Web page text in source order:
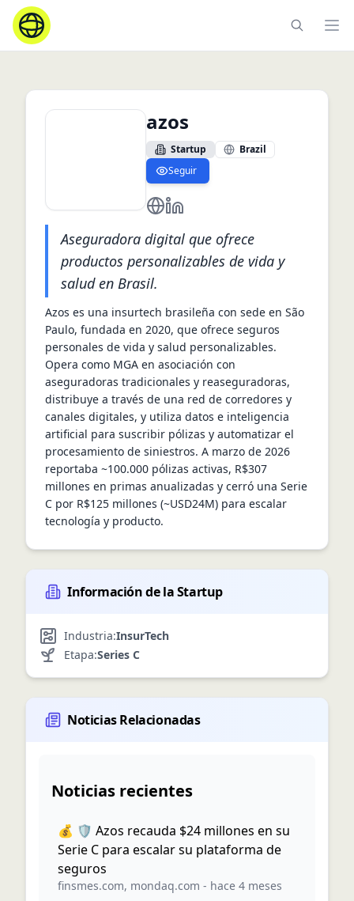
azos
Startup
Brazil
Seguir
https://www.azos.com.br/
https://www.linkedin.com/
Aseguradora digital que ofrece
productos personalizables de vida y
salud en Brasil.
Azos es una insurtech brasileña con sede en São
Paulo, fundada en 2020, que ofrece seguros
personales de vida y salud personalizables.
Opera como MGA en asociación con
aseguradoras tradicionales y reaseguradoras,
distribuye a través de una red de corredores y
canales digitales, y utiliza datos e inteligencia
artificial para suscribir pólizas y automatizar el
procesamiento de siniestros. A marzo de 2026
reportaba ~100.000 pólizas activas, R$307
millones en primas anualizadas y cerró una Serie
C por R$125 millones (~USD24M) para escalar
tecnología y producto.
Información de la Startup
Industria:InsurTech
Etapa:Series C
Noticias Relacionadas
Noticias recientes
💰 🛡️ Azos recauda $24 millones en su
Serie C para escalar su plataforma de
seguros
finsmes.com, mondaq.com - hace 4 meses